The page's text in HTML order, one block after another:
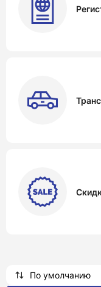
По умолчанию